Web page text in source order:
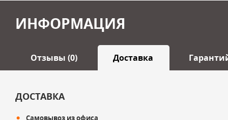
ИНФОРМАЦИЯ
Отзывы (0) Доставка
Оставить отзыв
ДОСТАВКА
Самовывоз из офиса